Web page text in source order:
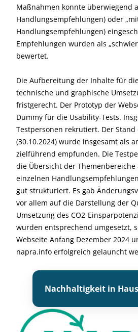
Maßnahmen konnte überwiegend
Handlungsempfehlungen) oder
Handlungsempfehlungen)
Empfehlungen wurden als
bewertet.
Die Aufbereitung der Inhalte für
technische und graphische
fristgerecht. Der Prototyp der
Dummy für die Usability-Tests.
Testpersonen rekrutiert. Der Stand
(30.10.2024) wurde insgesamt als
zielführend empfunden. Die
die Übersicht der Themenbereiche
einzelnen
gut strukturiert. Es gab
vor allem auf die Darstellung der
Umsetzung des CO2-
wurden entsprechend umgesetzt,
Webseite Anfang Dezember 2024
napra.info erfolgreich gelauncht
Nachhaltigkeit in